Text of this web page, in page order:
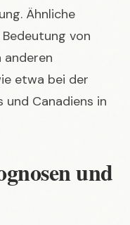
Ähnliche
von
anderen
etwa bei der
und Canadiens in
und